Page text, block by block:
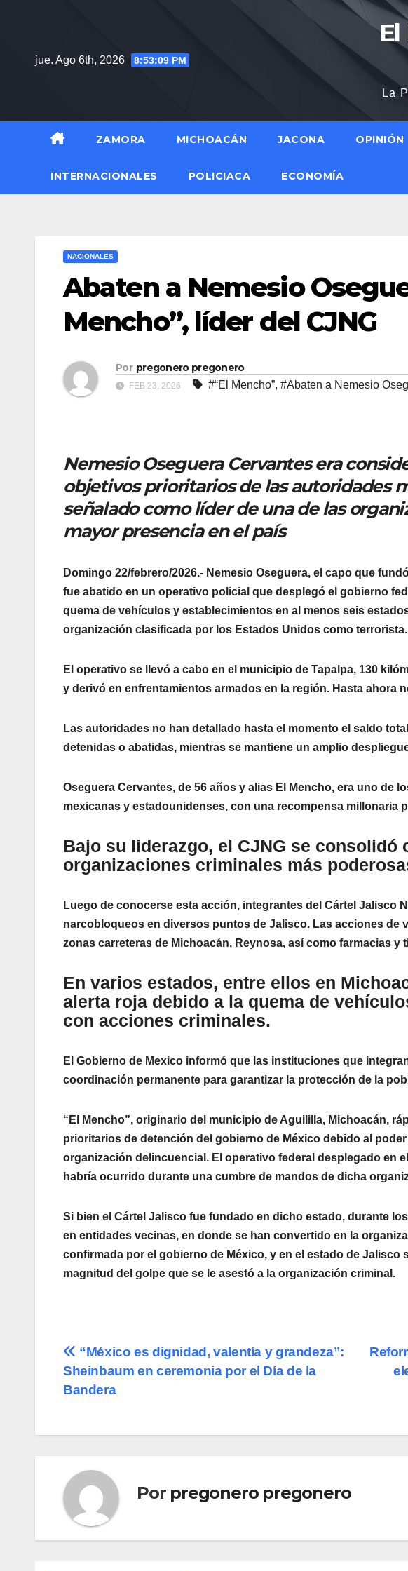
jue. Ago 6th, 2026 8:53:10 PM
El
La
ZAMORA MICHOACÁN JACONA OPINIÓN
INTERNACIONALES POLICIACA ECONOMÍA
NACIONALES
Abaten a Nemesio
Mencho”, líder del CJNG
Por pregonero pregonero
FEB 23, 2026 #“El Mencho”, #Abaten a Nemesio
Nemesio Oseguera Cervantes era
objetivos prioritarios de las autoridades
señalado como líder de una de las
mayor presencia en el país
Domingo 22/febrero/2026.- Nemesio Oseguera, el capo que
fue abatido en un operativo policial que desplegó el gobierno
quema de vehículos y establecimientos en al menos seis
organización clasificada por los Estados Unidos como terrorista.
El operativo se llevó a cabo en el municipio de Tapalpa, 130
y derivó en enfrentamientos armados en la región. Hasta ahora
Las autoridades no han detallado hasta el momento el saldo
detenidas o abatidas, mientras se mantiene un amplio
Oseguera Cervantes, de 56 años y alias El Mencho, era uno de
mexicanas y estadounidenses, con una recompensa millonaria
Bajo su liderazgo, el CJNG se consolidó
organizaciones criminales más
Luego de conocerse esta acción, integrantes del Cártel Jalisco
narcobloqueos en diversos puntos de Jalisco. Las acciones de
zonas carreteras de Michoacán, Reynosa, así como farmacias y
En varios estados, entre ellos en
alerta roja debido a la quema de
con acciones criminales.
El Gobierno de Mexico informó que las instituciones que
coordinación permanente para garantizar la protección de la
“El Mencho”, originario del municipio de Aguililla, Michoacán,
prioritarios de detención del gobierno de México debido al
organización delincuencial. El operativo federal desplegado en
habría ocurrido durante una cumbre de mandos de dicha
Si bien el Cártel Jalisco fue fundado en dicho estado, durante
en entidades vecinas, en donde se han convertido en la
confirmada por el gobierno de México, y en el estado de
magnitud del golpe que se le asestó a la organización criminal.
Navegación
de
“México es dignidad, valentía y grandeza”:
Sheinbaum en ceremonia por el Día de la
Bandera
Por pregonero pregonero